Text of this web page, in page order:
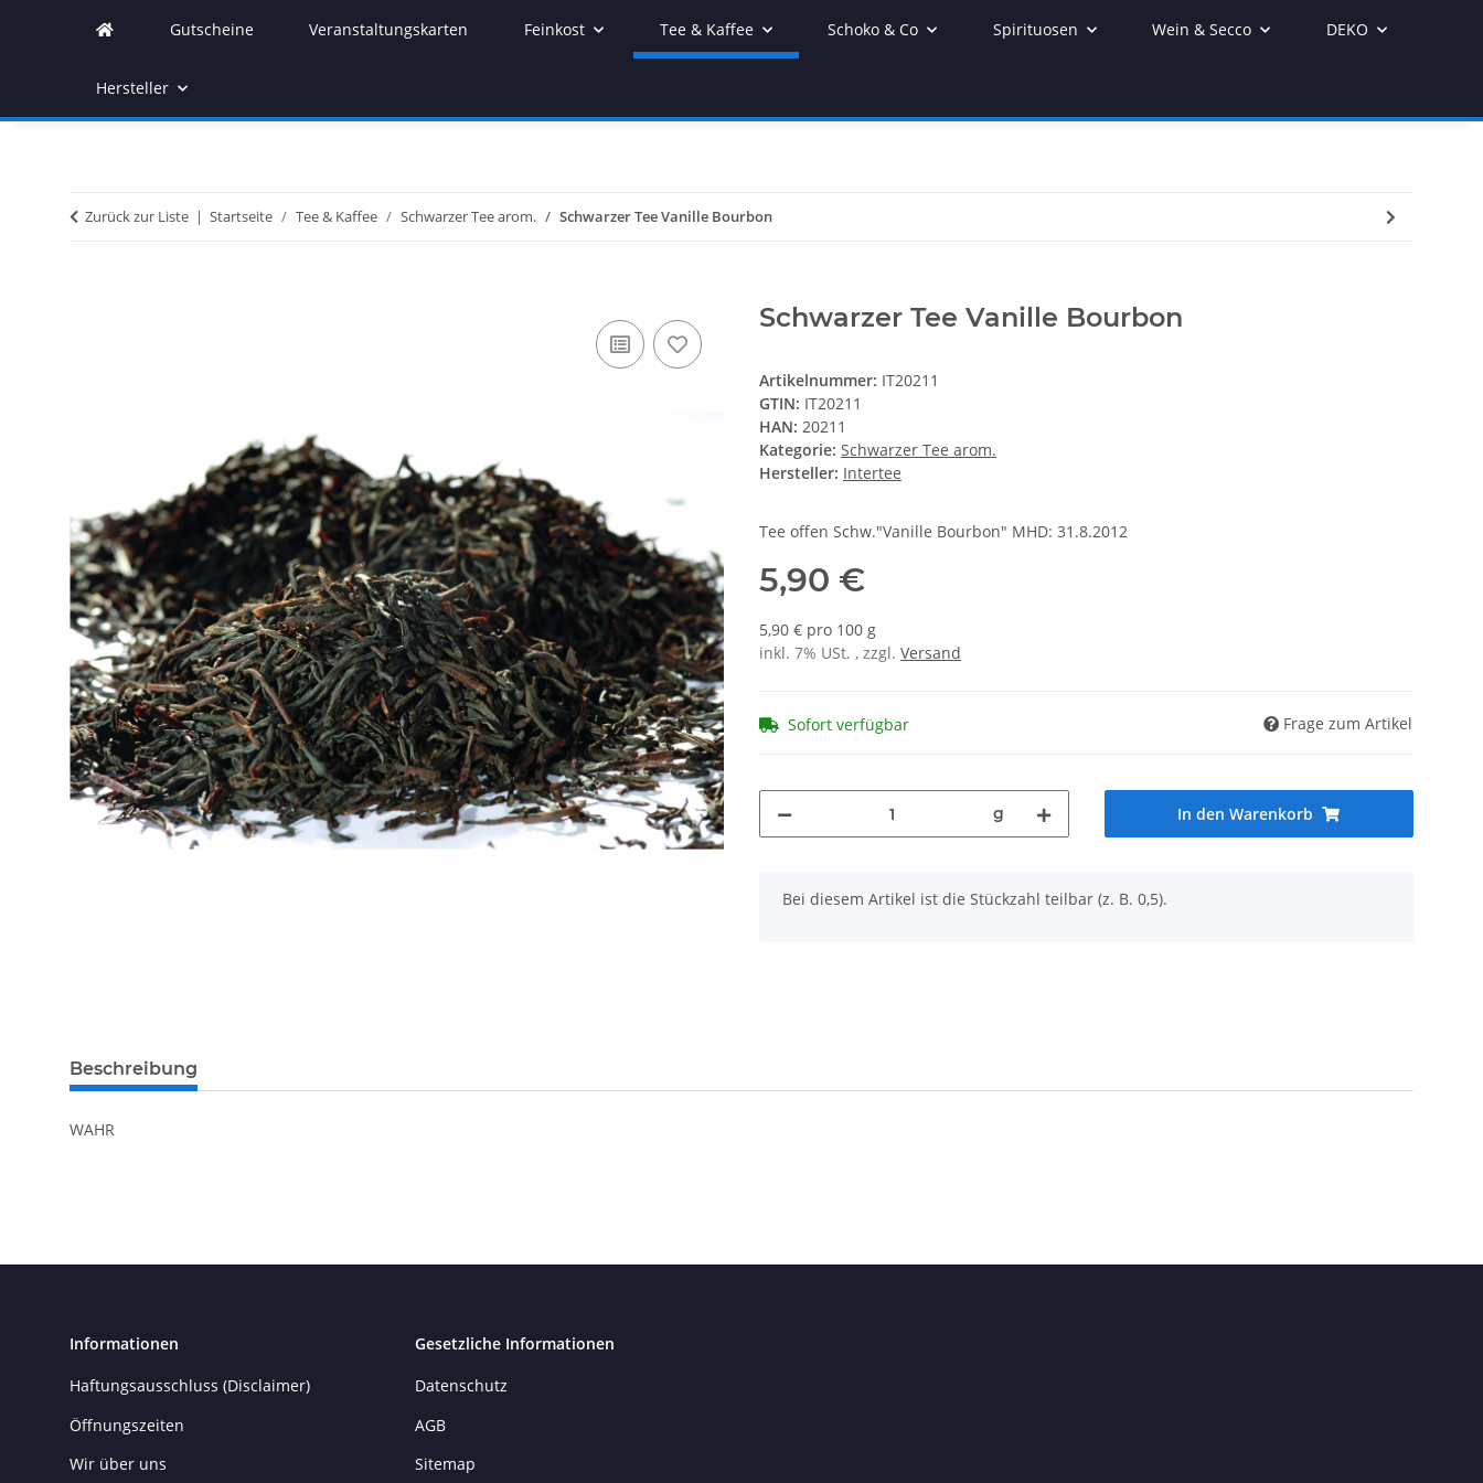
Gutscheine Veranstaltungskarten Feinkost Tee & Kaffee Schoko & Co Spirituosen Wein & Secco DEKO
Hersteller
Zurück zur Liste Startseite Tee & Kaffee Schwarzer Tee arom. Schwarzer Tee Vanille Bourbon
Schwarzer Tee Vanille Bourbon
Artikelnummer: IT20211
GTIN: IT20211
HAN: 20211
Kategorie: Schwarzer Tee arom.
Hersteller: Intertee
Tee offen Schw."Vanille Bourbon" MHD: 31.8.2012
5,90 €
5,90 € pro 100 g
inkl. 7% USt. , zzgl. Versand
Sofort verfügbar Frage zum Artikel
g In den Warenkorb
x
Bei diesem Artikel ist die Stückzahl teilbar (z. B. 0,5).
Beschreibung
WAHR
Informationen
Haftungsausschluss (Disclaimer)
Öffnungszeiten
Wir über uns
Gesetzliche Informationen
Datenschutz
AGB
Sitemap